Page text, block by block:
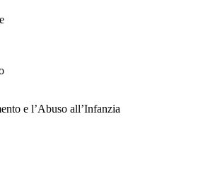
e l’Abuso all’Infanzia